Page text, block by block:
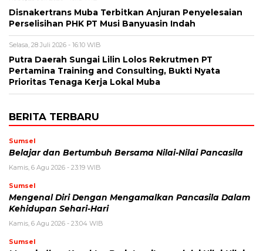
Disnakertrans Muba Terbitkan Anjuran Penyelesaian
Perselisihan PHK PT Musi Banyuasin Indah
Selasa, 28 Juli 2026 - 16:10 WIB
Putra Daerah Sungai Lilin Lolos Rekrutmen PT
Pertamina Training and Consulting, Bukti Nyata
Prioritas Tenaga Kerja Lokal Muba
BERITA TERBARU
Sumsel
Belajar dan Bertumbuh Bersama Nilai-Nilai Pancasila
Kamis, 6 Agu 2026 - 23:19 WIB
Sumsel
Mengenal Diri Dengan Mengamalkan Pancasila Dalam
Kehidupan Sehari-Hari
Kamis, 6 Agu 2026 - 23:04 WIB
Sumsel